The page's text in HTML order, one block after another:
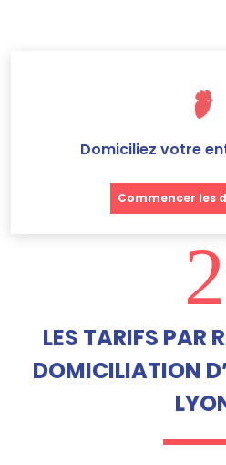
Domiciliez votre
Commencer les
2
LES TARIFS PAR
DOMICILIATION